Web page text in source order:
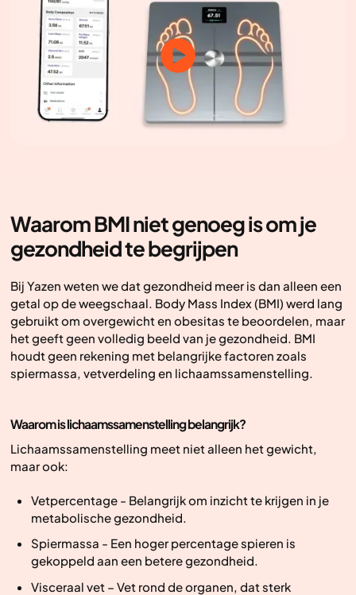
Waarom BMI niet genoeg is om je
gezondheid te begrijpen
Bij Yazen weten we dat gezondheid meer is dan alleen een
getal op de weegschaal. Body Mass Index (BMI) werd lang
gebruikt om overgewicht en obesitas te beoordelen, maar
het geeft geen volledig beeld van je gezondheid. BMI
houdt geen rekening met belangrijke factoren zoals
spiermassa, vetverdeling en lichaamssamenstelling.
Waarom is lichaamssamenstelling belangrijk?
Lichaamssamenstelling meet niet alleen het gewicht,
maar ook:
Vetpercentage - Belangrijk om inzicht te krijgen in je
metabolische gezondheid.
Spiermassa - Een hoger percentage spieren is
gekoppeld aan een betere gezondheid.
Visceraal vet – Vet rond de organen, dat sterk